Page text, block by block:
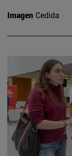
Imagen Cedida